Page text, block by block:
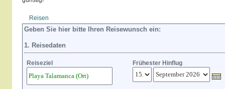
Reisen
Geben Sie hier bitte Ihren Reisewunsch ein:
1. Reisedaten
Reiseziel Frühester Hinflug